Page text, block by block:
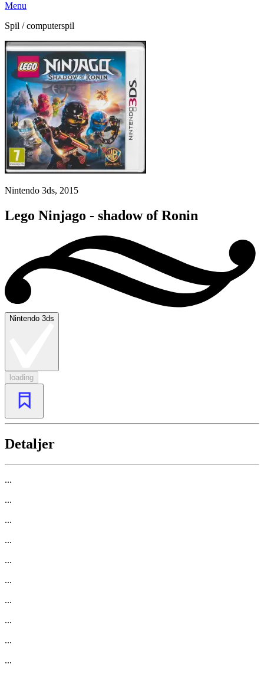
Menu
Spil / computerspil
Nintendo 3ds, 2015
Lego Ninjago - shadow of Ronin
Nintendo 3ds
loading
Detaljer
...
...
...
...
...
...
...
...
...
...